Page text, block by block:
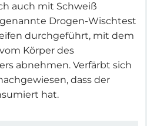
auch mit Schweiß
Drogen-Wischtest
durchgeführt, mit dem
Körper des
abnehmen. Verfärbt sich
dass der
hat.